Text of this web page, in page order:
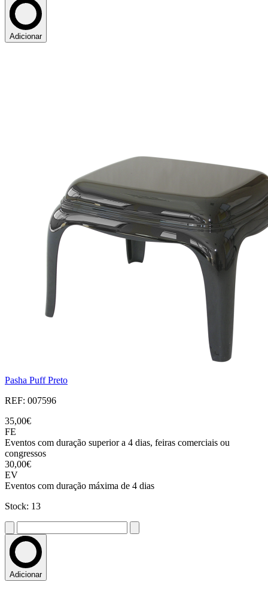
Adicionar
Pasha Puff Preto
REF: 007596
35,00€
FE
Eventos com duração superior a 4 dias, feiras comerciais ou
congressos
30,00€
EV
Eventos com duração máxima de 4 dias
Stock: 13
Adicionar